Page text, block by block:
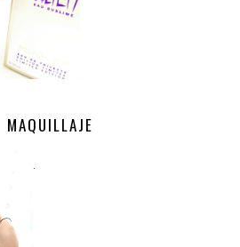
MAQUILLAJE
.